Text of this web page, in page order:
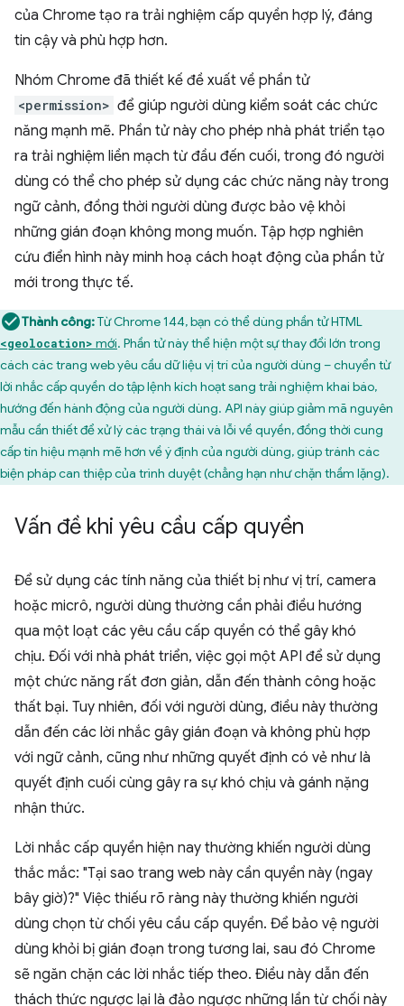
của Chrome tạo ra trải nghiệm cấp quyền hợp lý, đáng
tin cậy và phù hợp hơn.
Nhóm Chrome đã thiết kế đề xuất về phần tử
<permission> để giúp người dùng kiểm soát các chức
năng mạnh mẽ. Phần tử này cho phép nhà phát triển tạo
ra trải nghiệm liền mạch từ đầu đến cuối, trong đó người
dùng có thể cho phép sử dụng các chức năng này trong
ngữ cảnh, đồng thời người dùng được bảo vệ khỏi
những gián đoạn không mong muốn. Tập hợp nghiên
cứu điển hình này minh hoạ cách hoạt động của phần tử
mới trong thực tế.
Thành công:Từ Chrome 144, bạn có thể dùng phần tử HTML
<geolocation> mới. Phần tử này thể hiện một sự thay đổi lớn trong
cách các trang web yêu cầu dữ liệu vị trí của người dùng – chuyển từ
lời nhắc cấp quyền do tập lệnh kích hoạt sang trải nghiệm khai báo,
hướng đến hành động của người dùng. API này giúp giảm mã nguyên
mẫu cần thiết để xử lý các trạng thái và lỗi về quyền, đồng thời cung
cấp tín hiệu mạnh mẽ hơn về ý định của người dùng, giúp tránh các
biện pháp can thiệp của trình duyệt (chẳng hạn như chặn thầm lặng).
Vấn đề khi yêu cầu cấp quyền
Để sử dụng các tính năng của thiết bị như vị trí, camera
hoặc micrô, người dùng thường cần phải điều hướng
qua một loạt các yêu cầu cấp quyền có thể gây khó
chịu. Đối với nhà phát triển, việc gọi một API để sử dụng
một chức năng rất đơn giản, dẫn đến thành công hoặc
thất bại. Tuy nhiên, đối với người dùng, điều này thường
dẫn đến các lời nhắc gây gián đoạn và không phù hợp
với ngữ cảnh, cũng như những quyết định có vẻ như là
quyết định cuối cùng gây ra sự khó chịu và gánh nặng
nhận thức.
Lời nhắc cấp quyền hiện nay thường khiến người dùng
thắc mắc: "Tại sao trang web này cần quyền này (ngay
bây giờ)?" Việc thiếu rõ ràng này thường khiến người
dùng chọn từ chối yêu cầu cấp quyền. Để bảo vệ người
dùng khỏi bị gián đoạn trong tương lai, sau đó Chrome
sẽ ngăn chặn các lời nhắc tiếp theo. Điều này dẫn đến
thách thức ngược lại là đảo ngược những lần từ chối này